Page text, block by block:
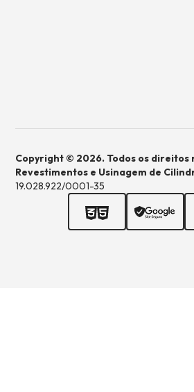
Copyright © 2026. Todos os direitos
Revestimentos e Usinagem de
19.028.922/0001-35